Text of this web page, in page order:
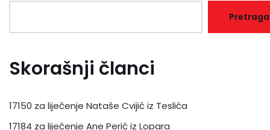
Pretraga
Skorašnji članci
17150 za liječenje Nataše Cvijić iz Teslića
17184 za liječenje Ane Perić iz Lopara